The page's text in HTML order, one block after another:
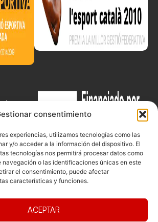
consentimiento
experiencias, utilizamos tecnologías como las
y/o acceder a la información del dispositivo. El
tecnologías nos permitirá procesar datos como
navegación o las identificaciones únicas en este
el consentimiento, puede afectar
características y funciones.
ACEPTARDocumentacio